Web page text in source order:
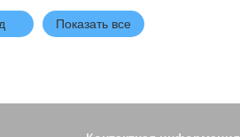
Показать все